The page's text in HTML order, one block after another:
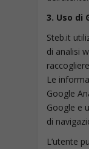
3. Uso di
Steb.it
di analisi
Le
Google
Google e
di
L’utente